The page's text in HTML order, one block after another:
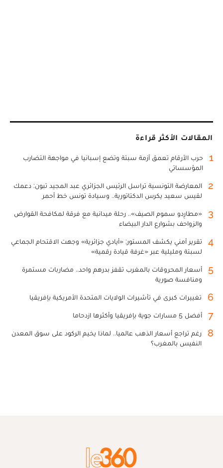
المقالات الأكثر قراءة
1
حرب الأرقام تعمق أزمة سبتة وتضع إسبانيا في مواجهة التضارب
المؤسساتي
2
المعارضة التونسية تراسل الرئيس الجزائري عبد المجيد تبون: دعمك
لقيس سعيد يكرس الدكتاتورية.. وسيادة تونس خط أحمر
3
«مطارِدو سموم الصيف».. رحلة ميدانية مع فرقة لمكافحة القوارض
والزواحف بشوارع الدار البيضاء
4
تقرير أمني يكشف المستور: «أيادي جزائرية» وجهت الاقتحام الجماعي
لسبتة ومليلية عبر «غرفة قيادة رقمية»
5
أسعار المحروقات بالمغرب تقفز بدرهم واحد.. مضاربات مستمرة
ومنافسة صورية
6 تغييرات كبرى في تأشيرات الولايات المتحدة الأمريكية بإفريقيا
7 أفضل 5 مسارات جوية بإفريقيا وأكثرها ازدحاما
8
رغم تراجع أسعار الذهب عالميا.. لماذا يخيم الركود على سوق المعدن
النفيس بالمغرب؟